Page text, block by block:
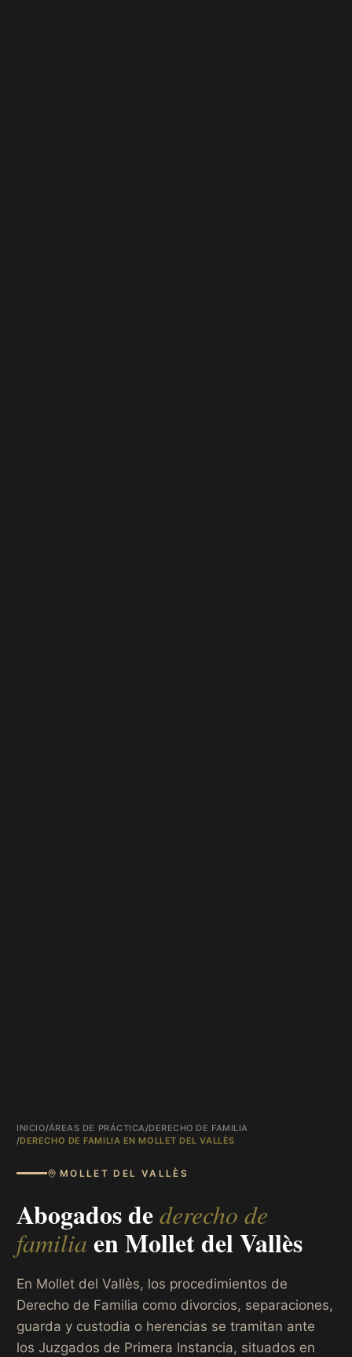
INICIO/ÁREAS DE PRÁCTICA /DERECHO DE FAMILIA
/DERECHO DE FAMILIA EN MOLLET DEL VALLÈS
MOLLET DEL VALLÈS
Abogados dederecho de
familia enMollet del Vallès
En Mollet del Vallès, los procedimientos de
Derecho de Familia como divorcios, separaciones,
guarda y custodia o herencias se tramitan ante
los Juzgados de Primera Instancia, situados en